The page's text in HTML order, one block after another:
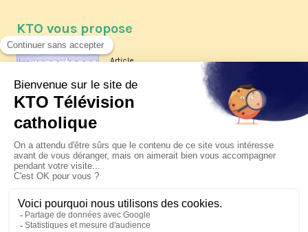
KTO vous propose
Article
Les reportages d'été 2026 de KTO
La visite pastorale du pape Léon
XIV à Assise à suivre sur KTO le
jeudi 6 août
Le pape en Uruguay, Argentine et
Pérou du 6 au 17 novembre 2026